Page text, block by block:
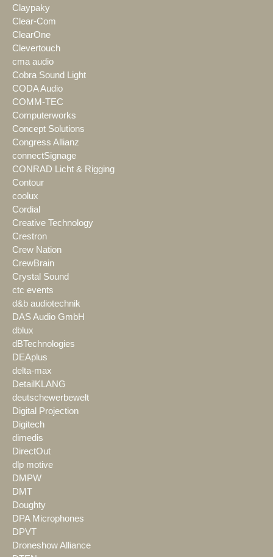
Claypaky
Clear-Com
ClearOne
Clevertouch
cma audio
Cobra Sound Light
CODA Audio
COMM-TEC
Computerworks
Concept Solutions
Congress Allianz
connectSignage
CONRAD Licht & Rigging
Contour
coolux
Cordial
Creative Technology
Crestron
Crew Nation
CrewBrain
Crystal Sound
ctc events
d&b audiotechnik
DAS Audio GmbH
dblux
dBTechnologies
DEAplus
delta-max
DetailKLANG
deutschewerbewelt
Digital Projection
Digitech
dimedis
DirectOut
dlp motive
DMPW
DMT
Doughty
DPA Microphones
DPVT
Droneshow Alliance